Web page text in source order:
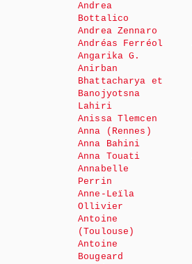
Andrea
Bottalico
Andrea Zennaro
Andréas Ferréol
Angarika G.
Anirban
Bhattacharya et
Banojyotsna
Lahiri
Anissa Tlemcen
Anna (Rennes)
Anna Bahini
Anna Touati
Annabelle
Perrin
Anne-Leïla
Ollivier
Antoine
(Toulouse)
Antoine
Bougeard